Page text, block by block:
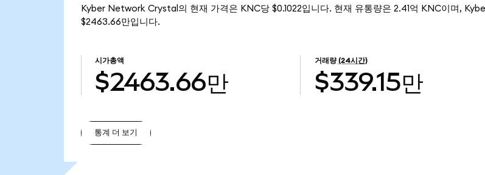
Kyber Network Crystal의 현재 가격은 KNC당 $0.1022입니다. 현재 유통량은 2.41억 KNC이며,
$2463.66만입니다.
시가총액
$2463.66만
거래량 (24시간)
$339.15만
통계 더 보기